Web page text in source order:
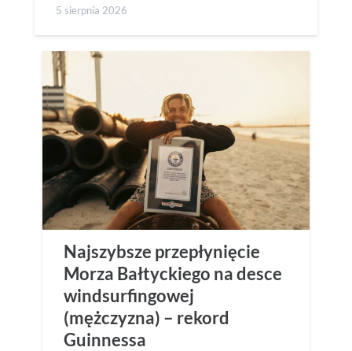
5 sierpnia 2026
Najszybsze przepłynięcie
Morza Bałtyckiego na desce
windsurfingowej
(mężczyzna) – rekord
Guinnessa